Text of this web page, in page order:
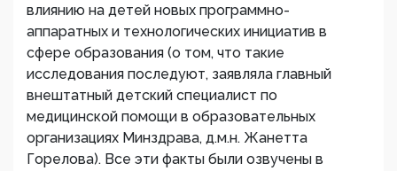
влиянию на детей новых программно-
аппаратных и технологических инициатив в
сфере образования (о том, что такие
исследования последуют, заявляла главный
внештатный детский специалист по
медицинской помощи в образовательных
организациях Минздрава, д.м.н. Жанетта
Горелова). Все эти факты были озвучены в